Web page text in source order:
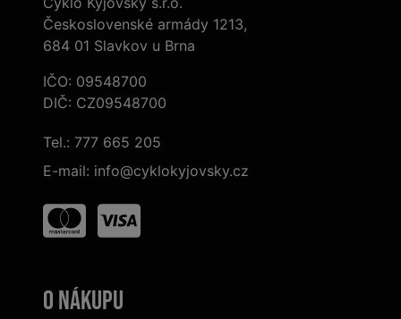
Československé armády 1213,
684 01 Slavkov u Brna
IČO: 09548700
DIČ: CZ09548700
Tel.: 777 665 205
E-mail: info@cyklokyjovsky.cz
O nákupu